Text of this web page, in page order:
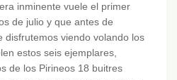
inminente vuele el primer
de julio y que antes de
disfrutemos viendo volando los
estos seis ejemplares,
de los Pirineos 18 buitres